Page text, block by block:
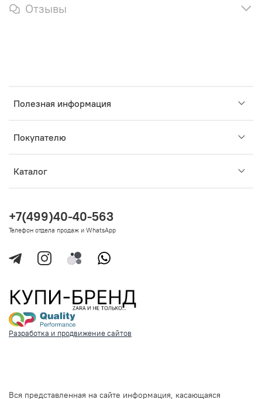
Отзывы
Полезная информация
Покупателю
Каталог
+7(499)40-40-563
Телефон отдела продаж и WhatsApp
Разработка и продвижение сайтов
Вся представленная на сайте информация, касающаяся